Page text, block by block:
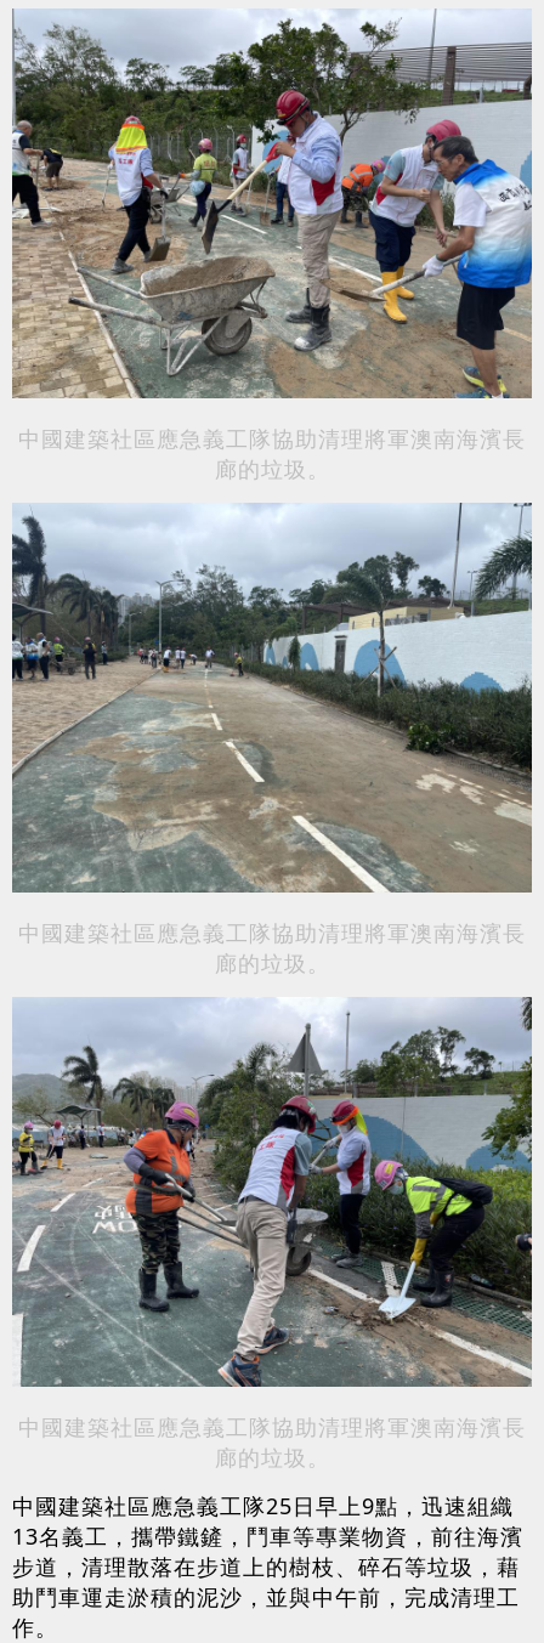
中國建築社區應急義工隊協助清理將軍澳南海濱長
廊的垃圾。
中國建築社區應急義工隊協助清理將軍澳南海濱長
廊的垃圾。
中國建築社區應急義工隊協助清理將軍澳南海濱長
廊的垃圾。
中國建築社區應急義工隊25日早上9點，迅速組織
13名義工，攜帶鐵鏟，鬥車等專業物資，前往海濱
步道，清理散落在步道上的樹枝、碎石等垃圾，藉
助鬥車運走淤積的泥沙，並與中午前，完成清理工
作。